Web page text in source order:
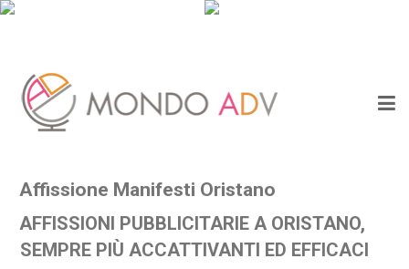
Affissione Manifesti Oristano
AFFISSIONI PUBBLICITARIE A ORISTANO,
SEMPRE PIÙ ACCATTIVANTI ED EFFICACI